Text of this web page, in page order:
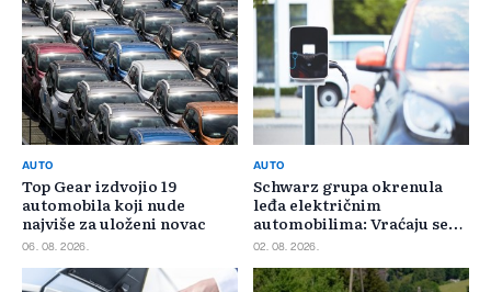
AUTO
Top Gear izdvojio 19
automobila koji nude
najviše za uloženi novac
06. 08. 2026.
AUTO
Schwarz grupa okrenula
leđa električnim
automobilima: Vraćaju se
benzincima i dizelašima
02. 08. 2026.